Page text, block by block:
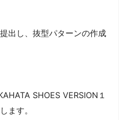
出し、抜型パターンの作成
SHOES VERSION１
ます。